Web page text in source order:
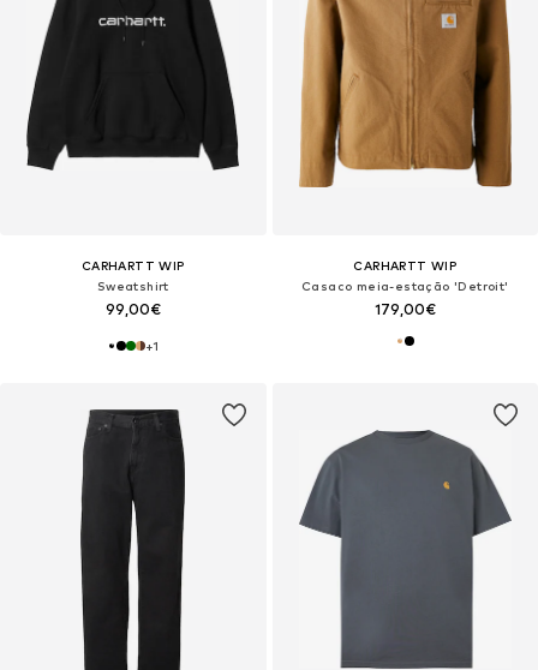
CARHARTT WIP
Sweatshirt
99,00€
+1
CARHARTT WIP
Casaco meia-estação 'Detroit'
179,00€